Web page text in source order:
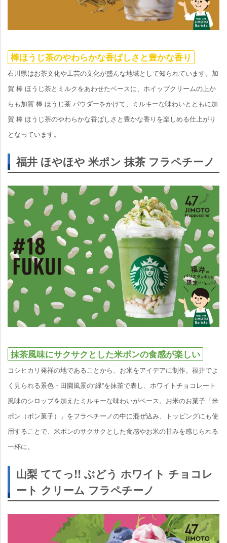
棒ほうじ茶のやわらかな香ばしさと豊かな香り
石川県はお茶文化や工芸の文化が盛んな地域として知られています。加
賀 棒 ほうじ茶とミルクをあわせたベースに、ホイップクリームの上か
らも加賀 棒 ほうじ茶 パウダーをかけて、ミルキーな味わいとともに加
賀 棒 ほうじ茶のやわらかな香ばしさと豊かな香りを楽しめる仕上がり
となっています。
福井 ほやほや 米ポン 抹茶 フラペチーノ
抹茶風味にサクサクとした米ポンの食感が楽しい
コシヒカリ発祥の地であることから、お米をアイデアに制作。福井でよ
く見られる景色・田園風景の“緑”を抹茶で表し、ホワイトチョコレート
風味のシロップを加えたミルキーな味わいがベース。お米のお菓子「米
ポン（ポン菓子）」をフラペチーノの中に混ぜ込み、トッピングにも使
用することで、米ポンのサクサクとした食感やお米の甘みを感じられる
一杯に。
山梨 ててっ!! ぶどう ホワイト チョコレ
ート クリーム フラペチーノ